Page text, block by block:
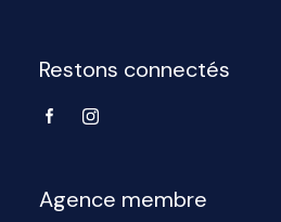
Restons connectés
Agence membre